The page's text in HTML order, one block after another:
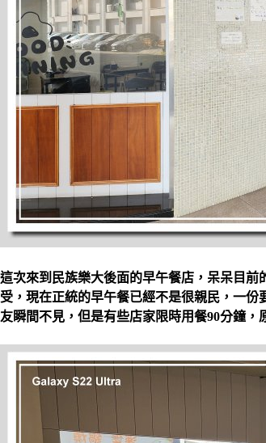
這次來到民族樂大後面的早午餐店，呆呆目
受，現在正統的早午餐已經不是很親民，一份
友瞬間不見，但是有些店家限時用餐90分鐘